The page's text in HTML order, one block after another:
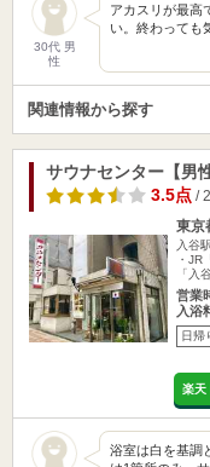
30代 男
性
アカスリが最高
い。終わっても
関連情報から探す
サウナセンター【男
3.5点 /
東京
入谷
・JR
「入
営業
入浴
日帰
楽天
浴室は白を基調